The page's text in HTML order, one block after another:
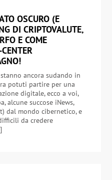
OSCURO (E
DI CRIPTOVALUTE,
E COME
ancora sudando in
potuti partire per una
digitale, ecco a voi,
alcune succose iNews,
dal mondo cibernetico, e
da credere